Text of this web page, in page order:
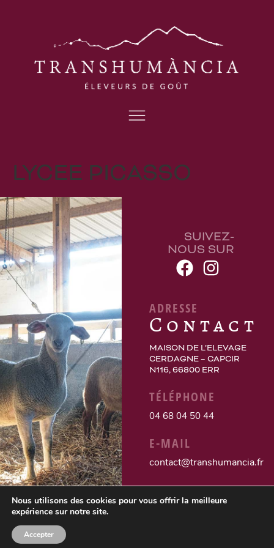
LYCEE PICASSO
SUIVEZ-
NOUS SUR
ADRESSE
Contact
MAISON DE L’ELEVAGE
CERDAGNE – CAPCIR
N116, 66800 ERR
TÉLÉPHONE
04 68 04 50 44
E-MAIL
contact@transhumancia.fr
Nous utilisons des cookies pour vous offrir la meilleure
expérience sur notre site.
Accepter